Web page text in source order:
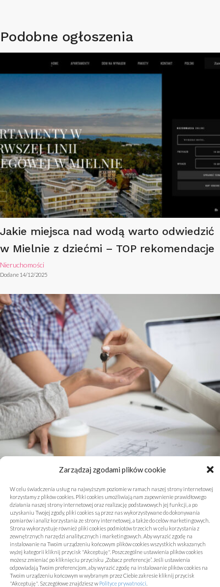
Zarządzaj zgodami plików cookie
W celu świadczenia usług na najwyższym poziomie w ramach naszej strony internetowej
korzystamy z plików cookies. Pliki cookies umożliwiają nam zapewnienie prawidłowego
działania naszej strony internetowej oraz realizację podstawowych jej funkcji, a po
uzyskaniu Twojej zgody, pliki cookies są przez nas wykorzystywane do dokonywania
pomiarów i analiz korzystania ze strony internetowej, a także do celów marketingowych.
Strona wykorzystuje również pliki cookies podmiotów trzecich w celu korzystania z
zewnętrznych narzędzi analitycznych i marketingowych. Aby wyrazić zgodę na
instalowanie na Twoim urządzeniu końcowym plików cookies wszystkich wskazanych
wyżej kategorii kliknij przycisk "Akceptuję". Poszczególne ustawienia plików cookies
możesz zmieniać po kliknięciu przycisku „Zobacz preferencje”. Jeśli ustawienia
odpowiadają Twoim preferencjom, aby wyrazić zgodę na instalowanie plików cookies na
Twoim urządzeniu końcowym w wybranym przez Ciebie zakresie kliknij przycisk
"Akceptuję". Szczegółowe znajdziesz w Polityce prywatności
Podobne ogłoszenia
Jakie miejsca nad wodą warto odwiedzić
w Mielnie z dziećmi – TOP rekomendacje
Nieruchomości
Dodane 14/12/2025
Proneo Nieruchomości - Nieruchomości
Konin
Nieruchomości
Dodane 10/07/2025